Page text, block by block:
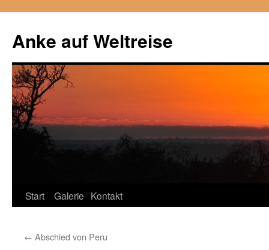
Anke auf Weltreise
Zum
springen
Start Galerie Kontakt
← Abschied von Peru